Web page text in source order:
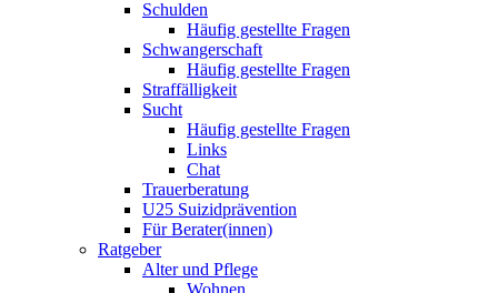
Schulden
Häufig gestellte Fragen
Schwangerschaft
Häufig gestellte Fragen
Straffälligkeit
Sucht
Häufig gestellte Fragen
Links
Chat
Trauerberatung
U25 Suizidprävention
Für Berater(innen)
Ratgeber
Alter und Pflege